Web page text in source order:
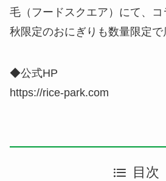
毛（フードスクエア）にて、コ
秋限定のおにぎりも数量限定で
◆公式HP
https://rice-park.com
目次